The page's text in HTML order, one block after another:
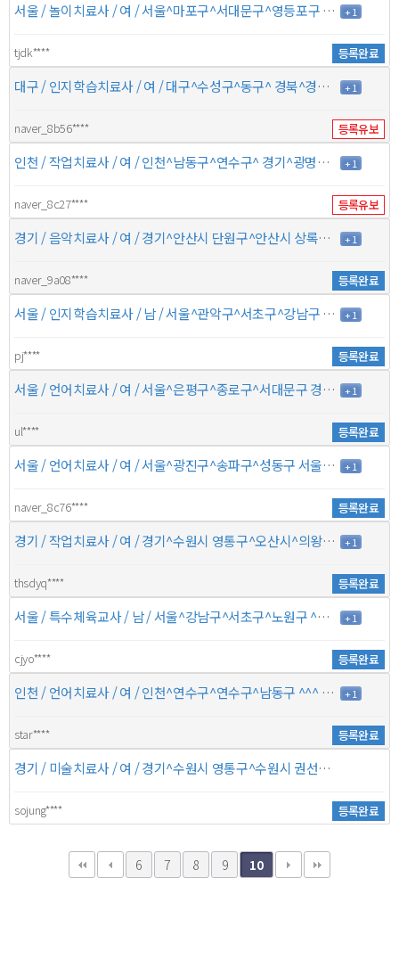
서울 / 놀이치료사 / 여 / 서울^마포구^서대문구^영등포구 ^^^ / 11년 / 8만원 + 1
tjdk**** 등록완료
대구 / 인지학습치료사 / 여 / 대구^수성구^동구^ 경북^경산시^문경시^ / / 5만원 + 1
naver_8b56**** 등록유보
인천 / 작업치료사 / 여 / 인천^남동구^연수구^ 경기^광명시^시흥시^부천시 소사구 / 10년 / 8만5천원 + 1
naver_8c27**** 등록유보
경기 / 음악치료사 / 여 / 경기^안산시 단원구^안산시 상록구^시흥시 경기^화성시^^ / 11년 / 10만원 + 1
naver_9a08**** 등록완료
서울 / 인지학습치료사 / 남 / 서울^관악구^서초구^강남구 경기^수원시 권선구^수원시 장안구^광명시 / 1년 / 5만원 + 1
pj**** 등록완료
서울 / 언어치료사 / 여 / 서울^은평구^종로구^서대문구 경기^고양시 덕양구^^ / 3년 / 7만원 + 1
ul**** 등록완료
서울 / 언어치료사 / 여 / 서울^광진구^송파구^성동구 서울^강남구^강동구^ / 7년 / 8만원 + 1
naver_8c76**** 등록완료
경기 / 작업치료사 / 여 / 경기^수원시 영통구^오산시^의왕시 경기^화성시^^ / 5년 / 5만5천원 + 1
thsdyq**** 등록완료
서울 / 특수체육교사 / 남 / 서울^강남구^서초구^노원구 ^^^ / 6년 / 7만원 + 1
cjyo**** 등록완료
인천 / 언어치료사 / 여 / 인천^연수구^연수구^남동구 ^^^ / 10년 / 8만원 + 1
star**** 등록완료
경기 / 미술치료사 / 여 / 경기^수원시 영통구^수원시 권선구^수원시 장안구 서울^강남구^관악구^동작구 / 6년 / 8만원
sojung**** 등록완료
6 7 8 9 10